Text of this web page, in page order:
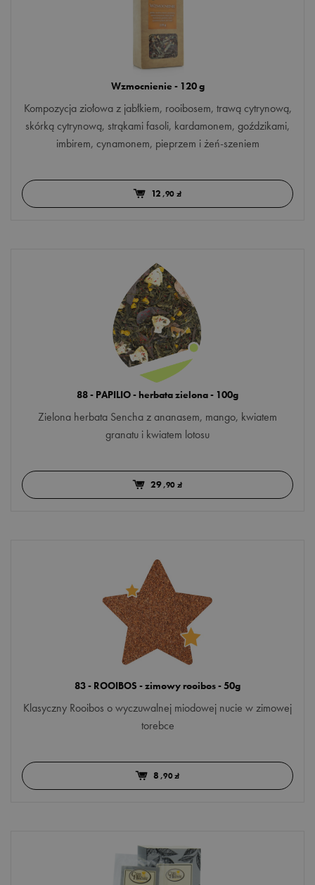
Wzmocnienie - 120 g
Kompozycja ziołowa z jabłkiem, rooibosem, trawą cytrynową,
skórką cytrynową, strąkami fasoli, kardamonem, goździkami,
imbirem, cynamonem, pieprzem i żeń-szeniem
12,90 zł
88 - PAPILIO - herbata zielona - 100g
Zielona herbata Sencha z ananasem, mango, kwiatem
granatu i kwiatem lotosu
29,90 zł
83 - ROOIBOS - zimowy rooibos - 50g
Klasyczny Rooibos o wyczuwalnej miodowej nucie w zimowej
torebce
8,90 zł